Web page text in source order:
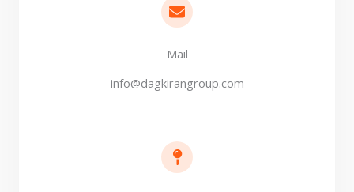
Mail
info@dagkirangroup.com